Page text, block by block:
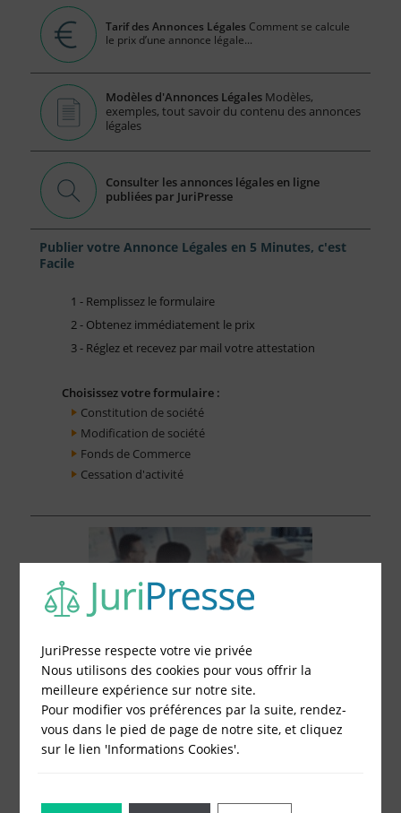
Tarif des Annonces Légales Comment se calcule
le prix d’une annonce légale...
Modèles d'Annonces Légales Modèles,
exemples, tout savoir du contenu des annonces
légales
Consulter les annonces légales en ligne
publiées par JuriPresse
Publier votre Annonce Légales en 5 Minutes, c'est
Facile
1 - Remplissez le formulaire
2 - Obtenez immédiatement le prix
3 - Réglez et recevez par mail votre attestation
Choisissez votre formulaire :
Constitution de société
Modification de société
Fonds de Commerce
Cessation d'activité
JuriPresse respecte votre vie privée
Nous utilisons des cookies pour vous offrir la
meilleure expérience sur notre site.
Pour modifier vos préférences par la suite, rendez-
vous dans le pied de page de notre site, et cliquez
sur le lien 'Informations Cookies'.